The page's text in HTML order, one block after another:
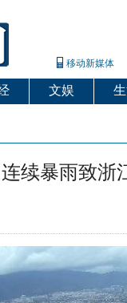
移动新媒体
文娱
连续暴雨致浙